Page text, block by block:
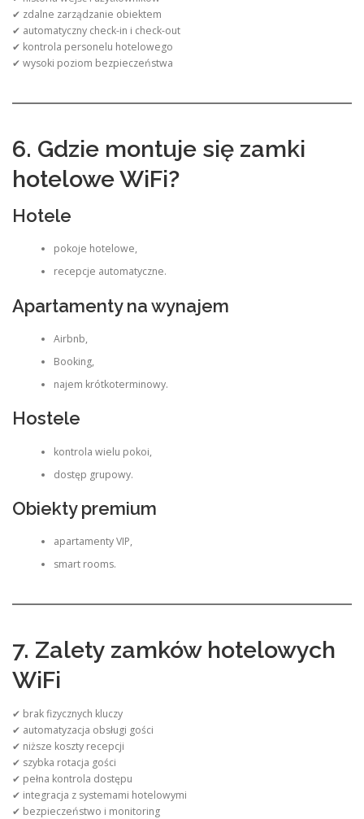
✔ zdalne zarządzanie obiektem
✔ automatyczny check-in i check-out
✔ kontrola personelu hotelowego
✔ wysoki poziom bezpieczeństwa
6. Gdzie montuje się zamki
hotelowe WiFi?
Hotele
pokoje hotelowe,
recepcje automatyczne.
Apartamenty na wynajem
Airbnb,
Booking,
najem krótkoterminowy.
Hostele
kontrola wielu pokoi,
dostęp grupowy.
Obiekty premium
apartamenty VIP,
smart rooms.
7. Zalety zamków hotelowych
WiFi
✔ brak fizycznych kluczy
✔ automatyzacja obsługi gości
✔ niższe koszty recepcji
✔ szybka rotacja gości
✔ pełna kontrola dostępu
✔ integracja z systemami hotelowymi
✔ bezpieczeństwo i monitoring